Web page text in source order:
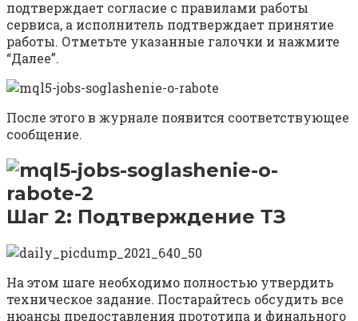
подтверждает согласие с правилами работы
сервиса, а исполнитель подтверждает принятие
работы. Отметьте указанные галочки и нажмите
“Далее”.
После этого в журнале появится соответствующее
сообщение.
Шаг 2: Подтверждение ТЗ
На этом шаге необходимо полностью утвердить
техническое задание. Постарайтесь обсудить все
нюансы предоставления прототипа и финального